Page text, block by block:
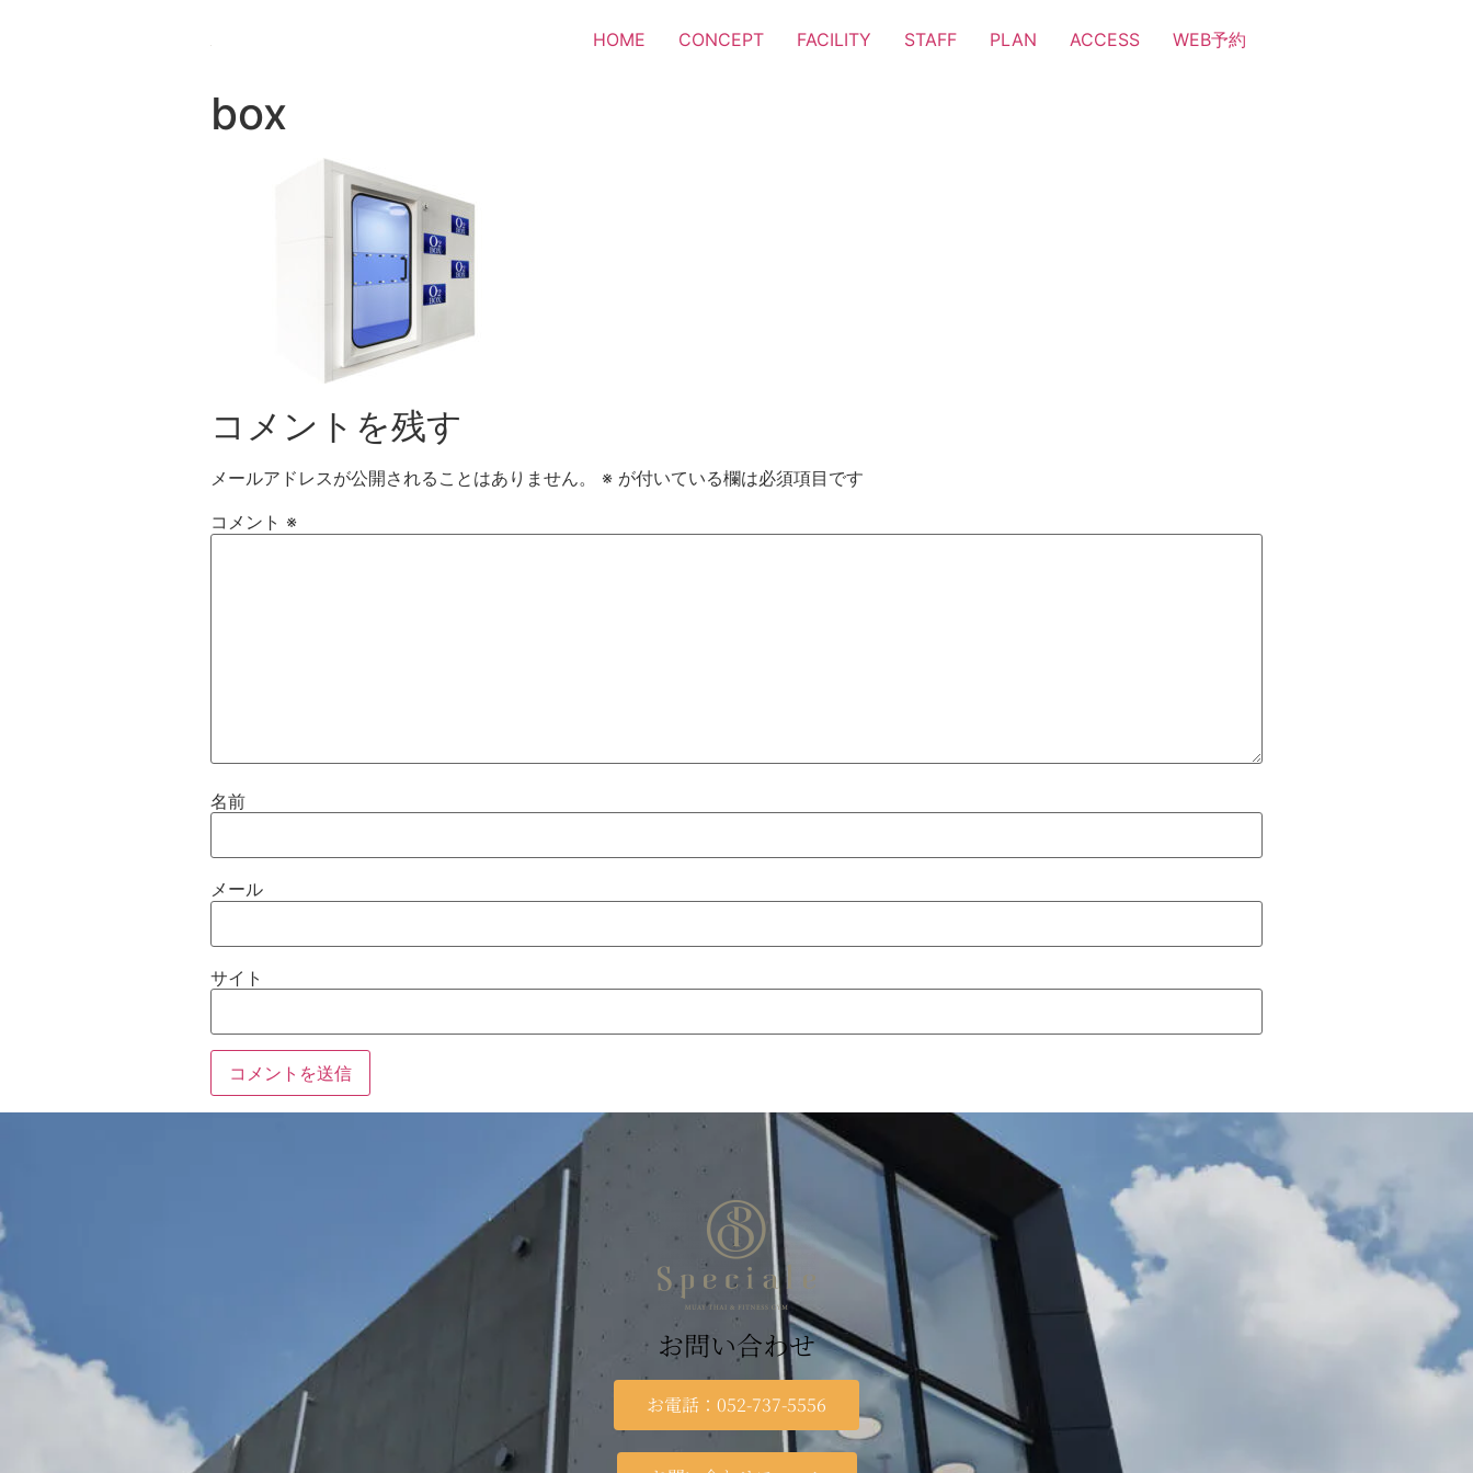
HOME CONCEPT FACILITY STAFF PLAN ACCESS WEB予約
box
コメントを残す
メールアドレスが公開されることはありません。 ※ が付いている欄は必須項目です
コメント ※
名前
メール
サイト
お問い合わせ
お電話：052-737-5556